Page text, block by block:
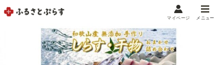
メニュー
マイメニュー
マイページ
マイページ